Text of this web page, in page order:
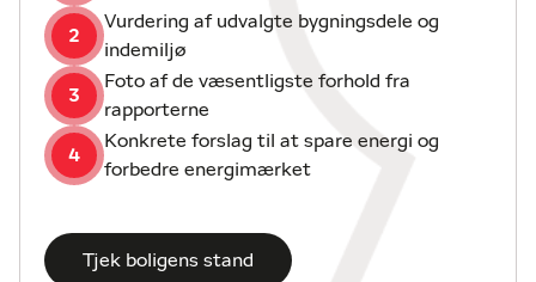
Indenfor mødes man af en stor og lys entre, som
fungerer som husets naturlige fordelingspunkt.
Herfra er der adgang til både opholdsområder,
værelsesafdeling, bryggers og gæstetoilet. Den
rummelige entre skaber en flot velkomst og giver
et godt førstehåndsindtryk af boligens stil og
proportioner.
Køkkenet er et lyst og indbydende spisekøkken
med god arbejdsplads og masser af skabsplads. De
2
Vurdering af udvalgte bygningsdele og
indemiljø
3
Foto af de væsentligste forhold fra
rapporterne
4
Konkrete forslag til at spare energi og
forbedre energimærket
Tjek boligens stand